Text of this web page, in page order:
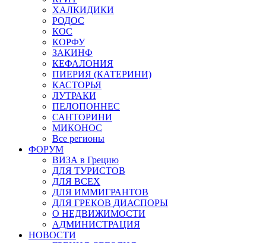
ХАЛКИДИКИ
РОДОС
КОС
КОРФУ
ЗАКИНФ
КЕФАЛОНИЯ
ПИЕРИЯ (КАТЕРИНИ)
КАСТОРЬЯ
ЛУТРАКИ
ПЕЛОПОННЕС
САНТОРИНИ
МИКОНОС
Все регионы
ФОРУМ
ВИЗА в Грецию
ДЛЯ ТУРИСТОВ
ДЛЯ ВСЕХ
ДЛЯ ИММИГРАНТОВ
ДЛЯ ГРЕКОВ ДИАСПОРЫ
О НЕДВИЖИМОСТИ
АДМИНИСТРАЦИЯ
НОВОСТИ